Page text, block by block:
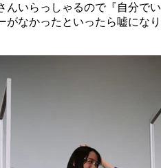
んいらっしゃるので『自分でい
がなかったといったら嘘になり